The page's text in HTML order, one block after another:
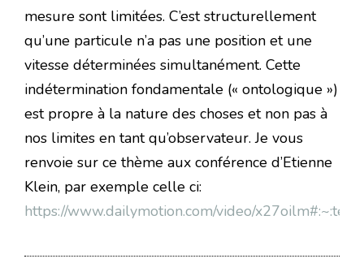
mesure sont limitées. C’est structurellement
qu’une particule n’a pas une position et une
vitesse déterminées simultanément. Cette
indétermination fondamentale (« ontologique »)
est propre à la nature des choses et non pas à
nos limites en tant qu’observateur. Je vous
renvoie sur ce thème aux conférence d’Etienne
Klein, par exemple celle ci:
https://www.dailymotion.com/video/